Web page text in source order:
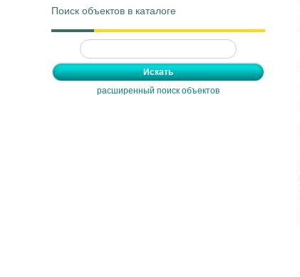
Поиск объектов в каталоге
расширенный поиск объектов